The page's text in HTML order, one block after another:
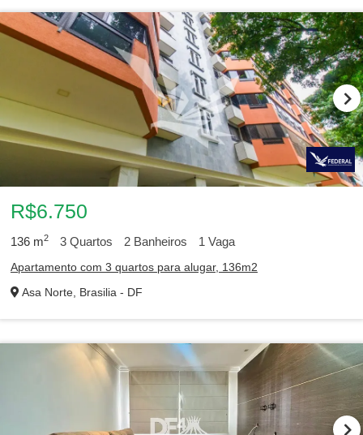
R$6.750
136 m2 3 Quartos 2 Banheiros 1 Vaga
Apartamento com 3 quartos para alugar, 136m2
Asa Norte, Brasilia - DF